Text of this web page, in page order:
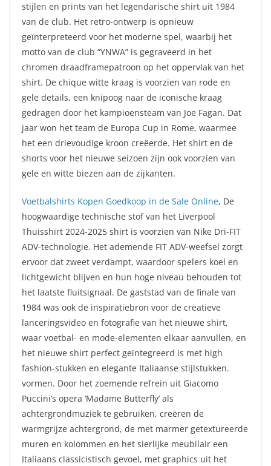
stijlen en prints van het legendarische shirt uit 1984
van de club. Het retro-ontwerp is opnieuw
geïnterpreteerd voor het moderne spel, waarbij het
motto van de club “YNWA” is gegraveerd in het
chromen draadframepatroon op het oppervlak van het
shirt. De chique witte kraag is voorzien van rode en
gele details, een knipoog naar de iconische kraag
gedragen door het kampioensteam van Joe Fagan. Dat
jaar won het team de Europa Cup in Rome, waarmee
het een drievoudige kroon creëerde. Het shirt en de
shorts voor het nieuwe seizoen zijn ook voorzien van
gele en witte biezen aan de zijkanten.
Voetbalshirts Kopen Goedkoop in de Sale Online, De
hoogwaardige technische stof van het Liverpool
Thuisshirt 2024-2025 shirt is voorzien van Nike Dri-FIT
ADV-technologie. Het ademende FIT ADV-weefsel zorgt
ervoor dat zweet verdampt, waardoor spelers koel en
lichtgewicht blijven en hun hoge niveau behouden tot
het laatste fluitsignaal. De gaststad van de finale van
1984 was ook de inspiratiebron voor de creatieve
lanceringsvideo en fotografie van het nieuwe shirt,
waar voetbal- en mode-elementen elkaar aanvullen, en
het nieuwe shirt perfect geïntegreerd is met high
fashion-stukken en elegante Italiaanse stijlstukken.
vormen. Door het zoemende refrein uit Giacomo
Puccini’s opera ‘Madame Butterfly’ als
achtergrondmuziek te gebruiken, creëren de
warmgrijze achtergrond, de met marmer getextureerde
muren en kolommen en het sierlijke meubilair een
Italiaans classicistisch gevoel, met graphics uit het